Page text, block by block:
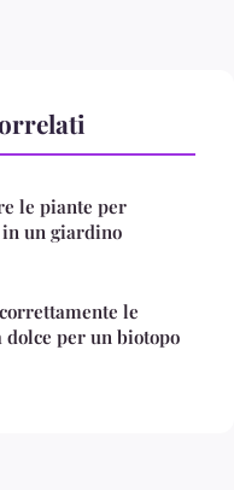
le piante per
un giardino
le
per un biotopo